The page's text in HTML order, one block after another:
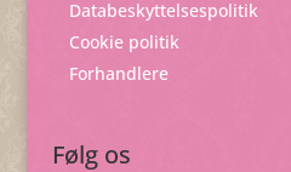
Databeskyttelsespolitik
Cookie politik
Forhandlere
Følg os